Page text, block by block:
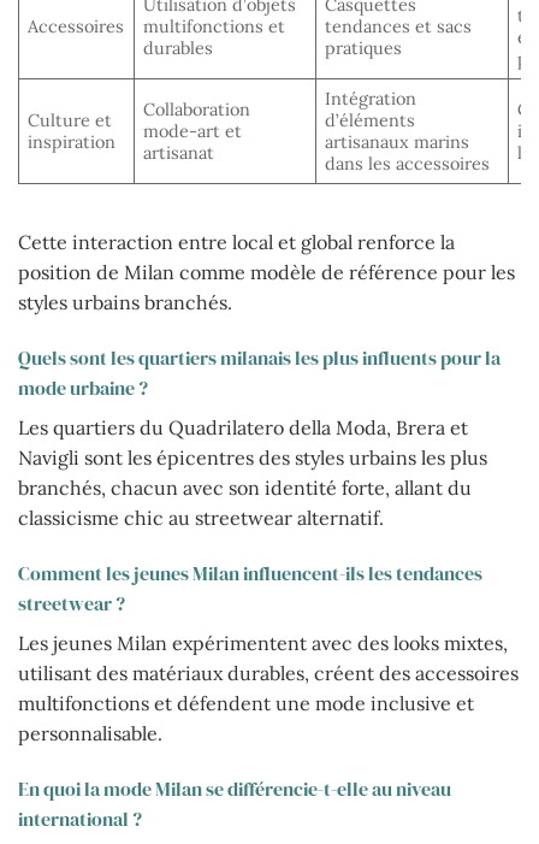
Accessoires
multifonctions et
durables
tendances et sacs
pratiques
et
Culture et
inspiration
Collaboration
mode-art et
artisanat
Intégration
d’éléments
artisanaux marins
dans les accessoires
la
Cette interaction entre local et global renforce la
position de Milan comme modèle de référence pour les
styles urbains branchés.
Quels sont les quartiers milanais les plus influents pour la
mode urbaine ?
Les quartiers du Quadrilatero della Moda, Brera et
Navigli sont les épicentres des styles urbains les plus
branchés, chacun avec son identité forte, allant du
classicisme chic au streetwear alternatif.
Comment les jeunes Milan influencent-ils les tendances
streetwear ?
Les jeunes Milan expérimentent avec des looks mixtes,
utilisant des matériaux durables, créent des accessoires
multifonctions et défendent une mode inclusive et
personnalisable.
En quoi la mode Milan se différencie-t-elle au niveau
international ?